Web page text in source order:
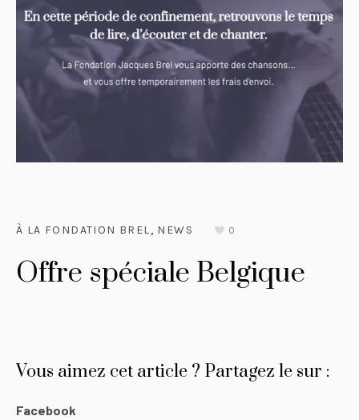
À LA FONDATION BREL, NEWS 0
Offre spéciale Belgique
Vous aimez cet article ? Partagez le sur :
Facebook